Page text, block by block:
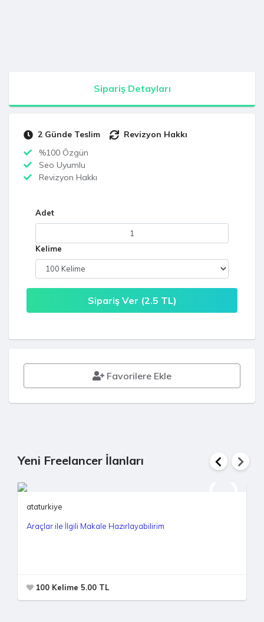
Sipariş Detayları
2 Günde Teslim
Revizyon Hakkı
%100 Özgün
Seo Uyumlu
Revizyon Hakkı
Adet
Kelime
Sipariş Ver (2.5 TL)
Favorilere Ekle
Yeni Freelancer İlanları
ataturkiye
Araçlar ile İlgili Makale Hazırlayabilirim
100 Kelime 5.00 TL